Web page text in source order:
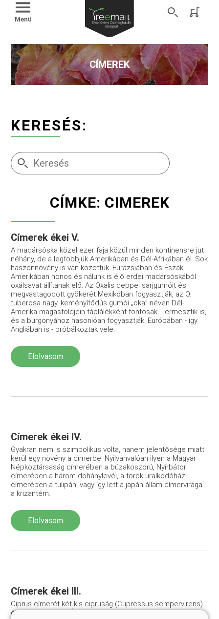
Menü
CÍMEREK
KERESÉS:
CÍMKE: CIMEREK
Címerek ékei V.
A madársóska közel ezer faja közül minden kontinensre jut
néhány, de a legtöbbjük Amerikában és Dél-Afrikában él. Sok
haszonnövény is van közöttük. Eurázsiában és Észak-
Amerikában honos és nálunk is élő erdei madársóskából
oxálsavat állítanak elő. Az Oxalis deppei sarjgumóit és
megvastagodott gyökerét Mexikóban fogyasztják, az O.
tuberosa nagy, keményítődús gumói „oka” néven Dél-
Amerika magasföldjein táplálékként fontosak. Termesztik is,
és a burgonyához hasonlóan fogyasztják. Európában - így
Angliában is - próbálkoztak vele.
Elolvasom
Címerek ékei IV.
Gyakran nem is szimbolikus volta, hanem jelentősége miatt
kerül egy növény a címerbe. Nyilvánvalóan ilyen a Magyar
Népköztársaság címerében a búzakoszorú, Nyírbátor
címerében a három dohánylevél, a török uralkodóház
címerében a tulipán, vagy így lett a japán állam címervirága
a krizantém.
Elolvasom
Címerek ékei III.
Ciprus címerét két kis cipruság (Cupressus sempervirens)
ékesíti. Délnyugat-Ázsiában a ciprus tisztelete sokrétű és